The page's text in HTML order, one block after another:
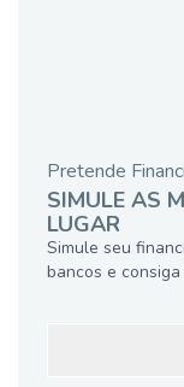
Pretende
SIMULE AS
LUGAR
Simule seu
bancos e